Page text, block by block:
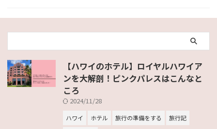
【ハワイのホテル】ロイヤルハワイア
ンを大解剖！ピンクパレスはこんなと
ころ
2024/11/28
ハワイ ホテル 旅行の準備をする
旅行記